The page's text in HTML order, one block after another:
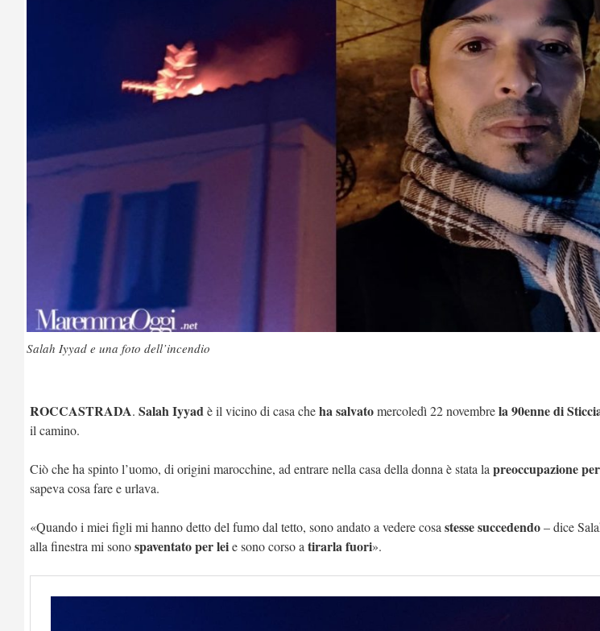
Salah Iyyad e una foto dell’incendio
ROCCASTRADA. Salah Iyyadè il vicino di casa cheha salvatomercoledì 22 novembrela 90enne di
il camino.
Ciò che ha spinto l’uomo, di origini marocchine, ad entrare nella casa della donna è stata la preoccupazione
sapeva cosa fare e urlava.
«Quando i miei figli mi hanno detto del fumo dal tetto, sono andato a vedere cosa stesse succedendo– dice
alla finestra mi sonospaventato per leie sono corso a tirarla fuori».